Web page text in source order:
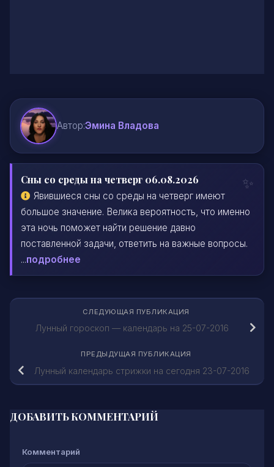
Автор:Эмина Владова
Сны со среды на четверг 06.08.2026
Явившиеся сны со среды на четверг имеют
большое значение. Велика вероятность, что именно
эта ночь поможет найти решение давно
поставленной задачи, ответить на важные вопросы.
...подробнее
СЛЕДУЮЩАЯ ПУБЛИКАЦИЯ
Лунный гороскоп — календарь на 25-07-2016
ПРЕДЫДУЩАЯ ПУБЛИКАЦИЯ
Лунный календарь стрижки на сегодня 23-07-2016
ДОБАВИТЬ КОММЕНТАРИЙ
Комментарий